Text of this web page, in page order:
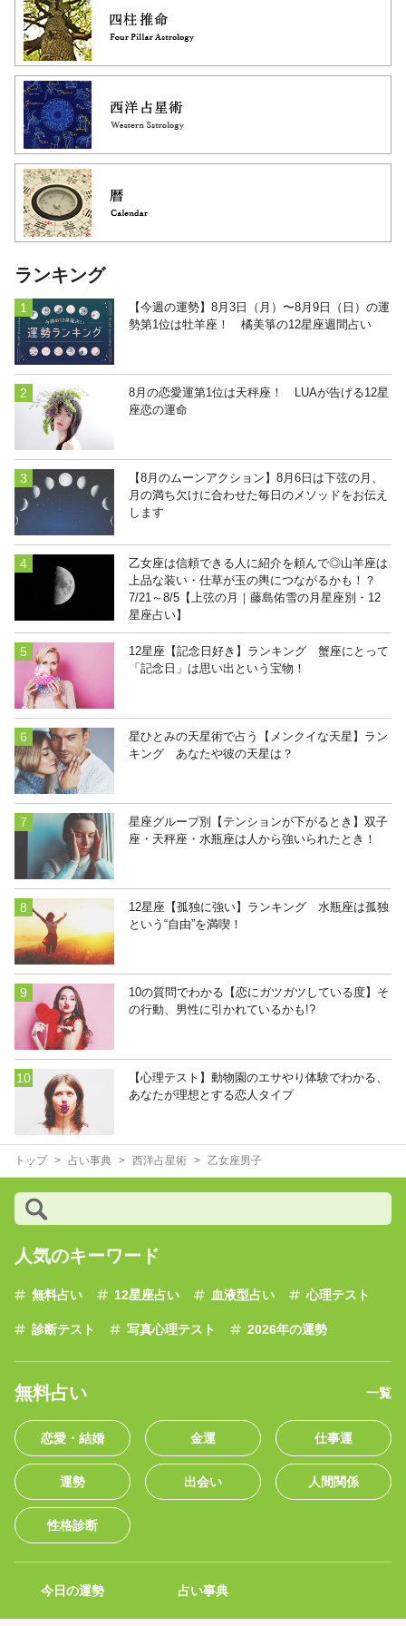
ランキング
【今週の運勢】8月3日（月）〜8月9日（日）の運
勢第1位は牡羊座！ 橘美箏の12星座週間占い
8月の恋愛運第1位は天秤座！ LUAが告げる12星
座恋の運命
【8月のムーンアクション】8月6日は下弦の月、
月の満ち欠けに合わせた毎日のメソッドをお伝え
します
乙女座は信頼できる人に紹介を頼んで◎山羊座は
上品な装い・仕草が玉の輿につながるかも！？
7/21～8/5【上弦の月｜藤島佑雪の月星座別・12
星座占い】
12星座【記念日好き】ランキング 蟹座にとって
「記念日」は思い出という宝物！
星ひとみの天星術で占う【メンクイな天星】ラン
キング あなたや彼の天星は？
星座グループ別【テンションが下がるとき】双子
座・天秤座・水瓶座は人から強いられたとき！
12星座【孤独に強い】ランキング 水瓶座は孤独
という“自由”を満喫！
10の質問でわかる【恋にガツガツしている度】そ
の行動、男性に引かれているかも!?
【心理テスト】動物園のエサやり体験でわかる、
あなたが理想とする恋人タイプ
トップ 占い事典 西洋占星術 乙女座男子
人気のキーワード
無料占い 12星座占い 血液型占い 心理テスト
診断テスト 写真心理テスト 2026年の運勢
無料占い 一覧
恋愛・結婚 金運 仕事運
運勢 出会い 人間関係
性格診断
今日の運勢 占い事典